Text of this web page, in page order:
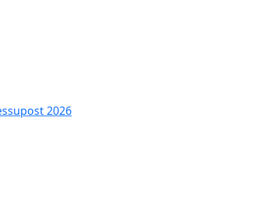
2026